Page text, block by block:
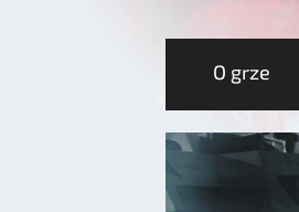
O grze